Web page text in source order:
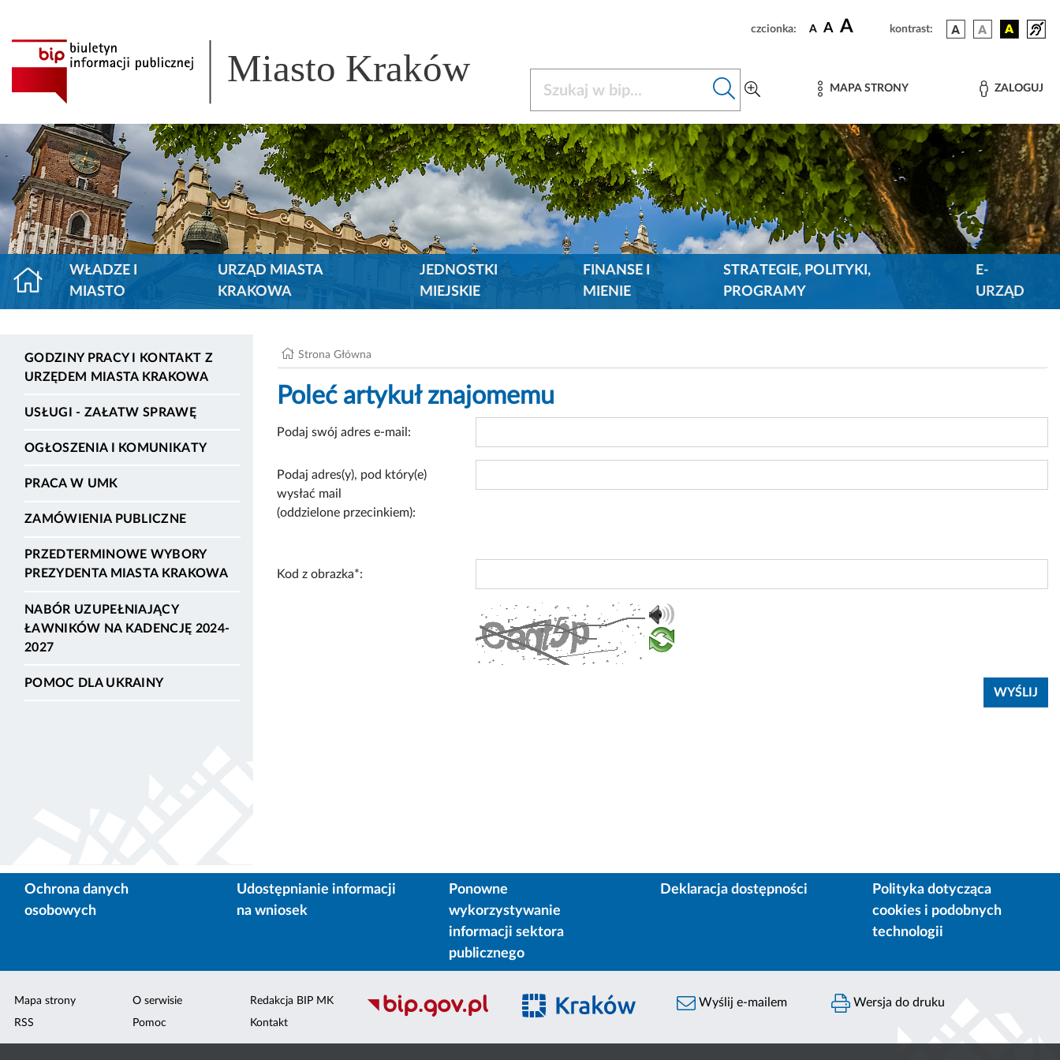
czcionka: A A A kontrast:
Miasto Kraków MAPA STRONY ZALOGUJ
WŁADZE I
MIASTO
URZĄD MIASTA
KRAKOWA
JEDNOSTKI
MIEJSKIE
FINANSE I
MIENIE
STRATEGIE, POLITYKI,
PROGRAMY
E-
URZĄD
GODZINY PRACY I KONTAKT Z
URZĘDEM MIASTA KRAKOWA
USŁUGI - ZAŁATW SPRAWĘ
OGŁOSZENIA I KOMUNIKATY
PRACA W UMK
ZAMÓWIENIA PUBLICZNE
PRZEDTERMINOWE WYBORY
PREZYDENTA MIASTA KRAKOWA
NABÓR UZUPEŁNIAJĄCY
ŁAWNIKÓW NA KADENCJĘ 2024-
2027
POMOC DLA UKRAINY
Strona Główna
Poleć artykuł znajomemu
Podaj swój adres e-mail:
Podaj adres(y), pod który(e)
wysłać mail
(oddzielone przecinkiem):
Kod z obrazka*:
Ochrona danych
osobowych
Udostępnianie informacji
na wniosek
Ponowne
wykorzystywanie
informacji sektora
publicznego
Deklaracja dostępności
Polityka dotycząca
cookies i podobnych
technologii
Mapa strony
RSS
O serwisie
Pomoc
Redakcja BIP MK
Kontakt
Wyślij e-mailem Wersja do druku